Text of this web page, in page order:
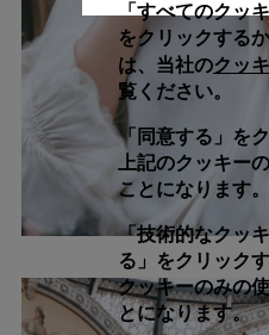
「すべてのクッ
をクリックする
は、当社のクッ
覧ください。
「同意する」を
上記のクッキー
ことになります。
「技術的なクッ
る」をクリック
クッキーのみの
とになります。